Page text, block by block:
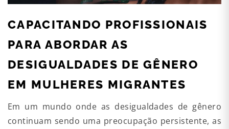
CAPACITANDO PROFISSIONAIS
PARA ABORDAR AS
DESIGUALDADES DE GÊNERO
EM MULHERES MIGRANTES
Em um mundo onde as desigualdades de gênero
continuam sendo uma preocupação persistente, as